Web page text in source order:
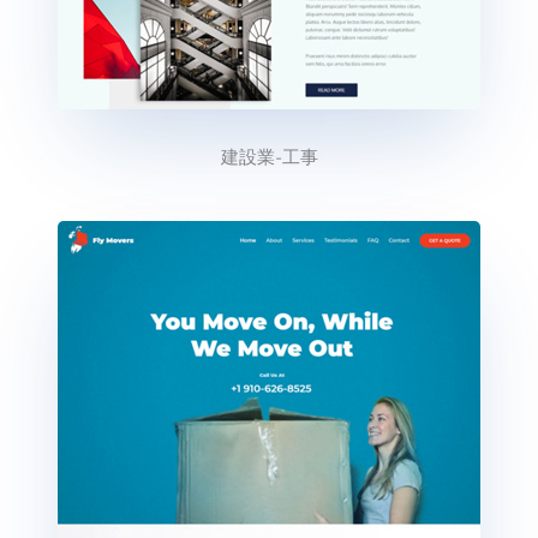
建設業-工事